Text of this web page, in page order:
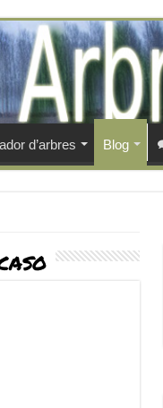
d’arbres Blog